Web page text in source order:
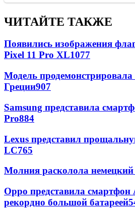
ЧИТАЙТЕ ТАКЖЕ
Появились изображения
Pixel 11 Pro XL1077
Модель
Греции907
Samsung представила
Pro884
Lexus представил
LC765
Молния расколола
Oppo представила смартфон
рекордно большой батареей